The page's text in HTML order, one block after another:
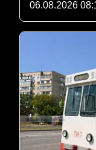
06.08.2026